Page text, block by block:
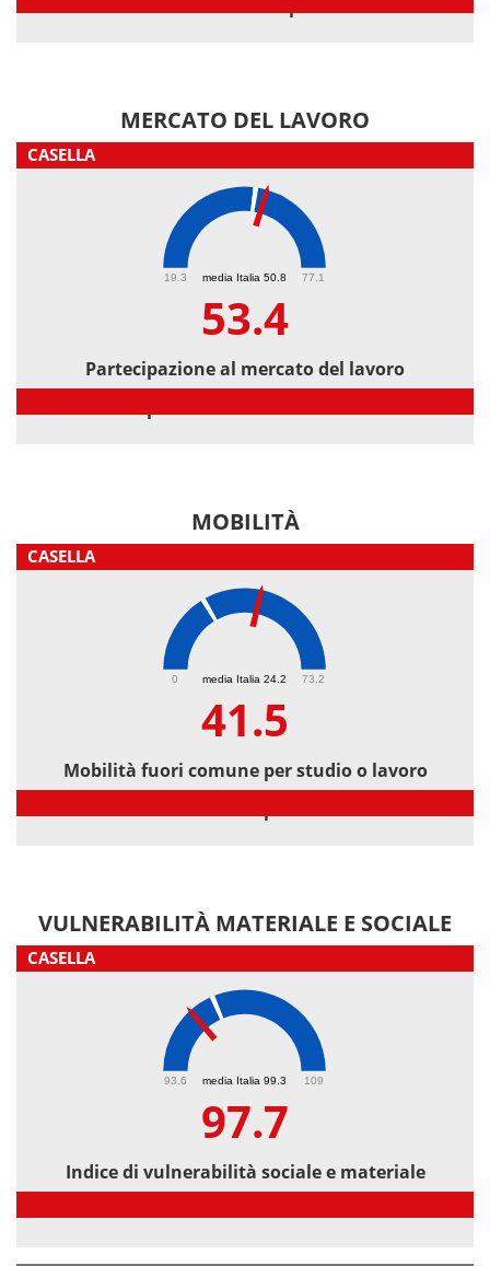
MERCATO DEL LAVORO
CASELLA
media Italia 50.8
19.3 77.1
53.4
Partecipazione al mercato del lavoro
MOBILITÀ
CASELLA
media Italia 24.2
0 73.2
41.5
Mobilità fuori comune per studio o lavoro
VULNERABILITÀ MATERIALE E SOCIALE
CASELLA
media Italia 99.3
93.6 109
97.7
Indice di vulnerabilità sociale e materiale